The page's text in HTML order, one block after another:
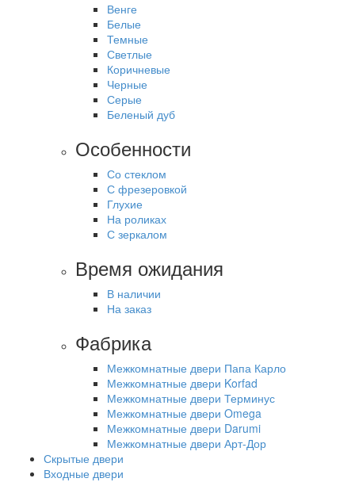
Венге
Белые
Темные
Светлые
Коричневые
Черные
Серые
Беленый дуб
Особенности
Со стеклом
С фрезеровкой
Глухие
На роликах
С зеркалом
Время ожидания
В наличии
На заказ
Фабрика
Межкомнатные двери Папа Карло
Межкомнатные двери Korfad
Межкомнатные двери Терминус
Межкомнатные двери Omega
Межкомнатные двери Darumi
Межкомнатные двери Арт-Дор
Скрытые двери
Входные двери